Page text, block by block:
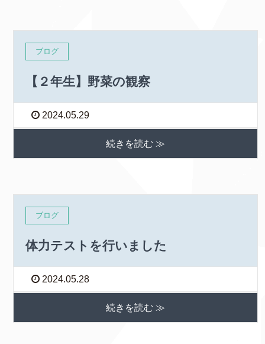
ブログ
【２年生】野菜の観察
2024.05.29
続きを読む ≫
ブログ
体力テストを行いました
2024.05.28
続きを読む ≫